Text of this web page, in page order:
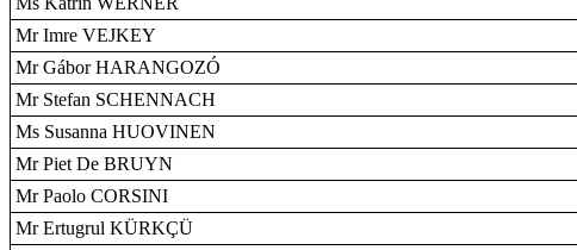
Mr Imre VEJKEY
Mr Gábor HARANGOZÓ
Mr Stefan SCHENNACH
Ms Susanna HUOVINEN
Mr Piet De BRUYN
Mr Paolo CORSINI
Mr Ertugrul KÜRKÇÜ